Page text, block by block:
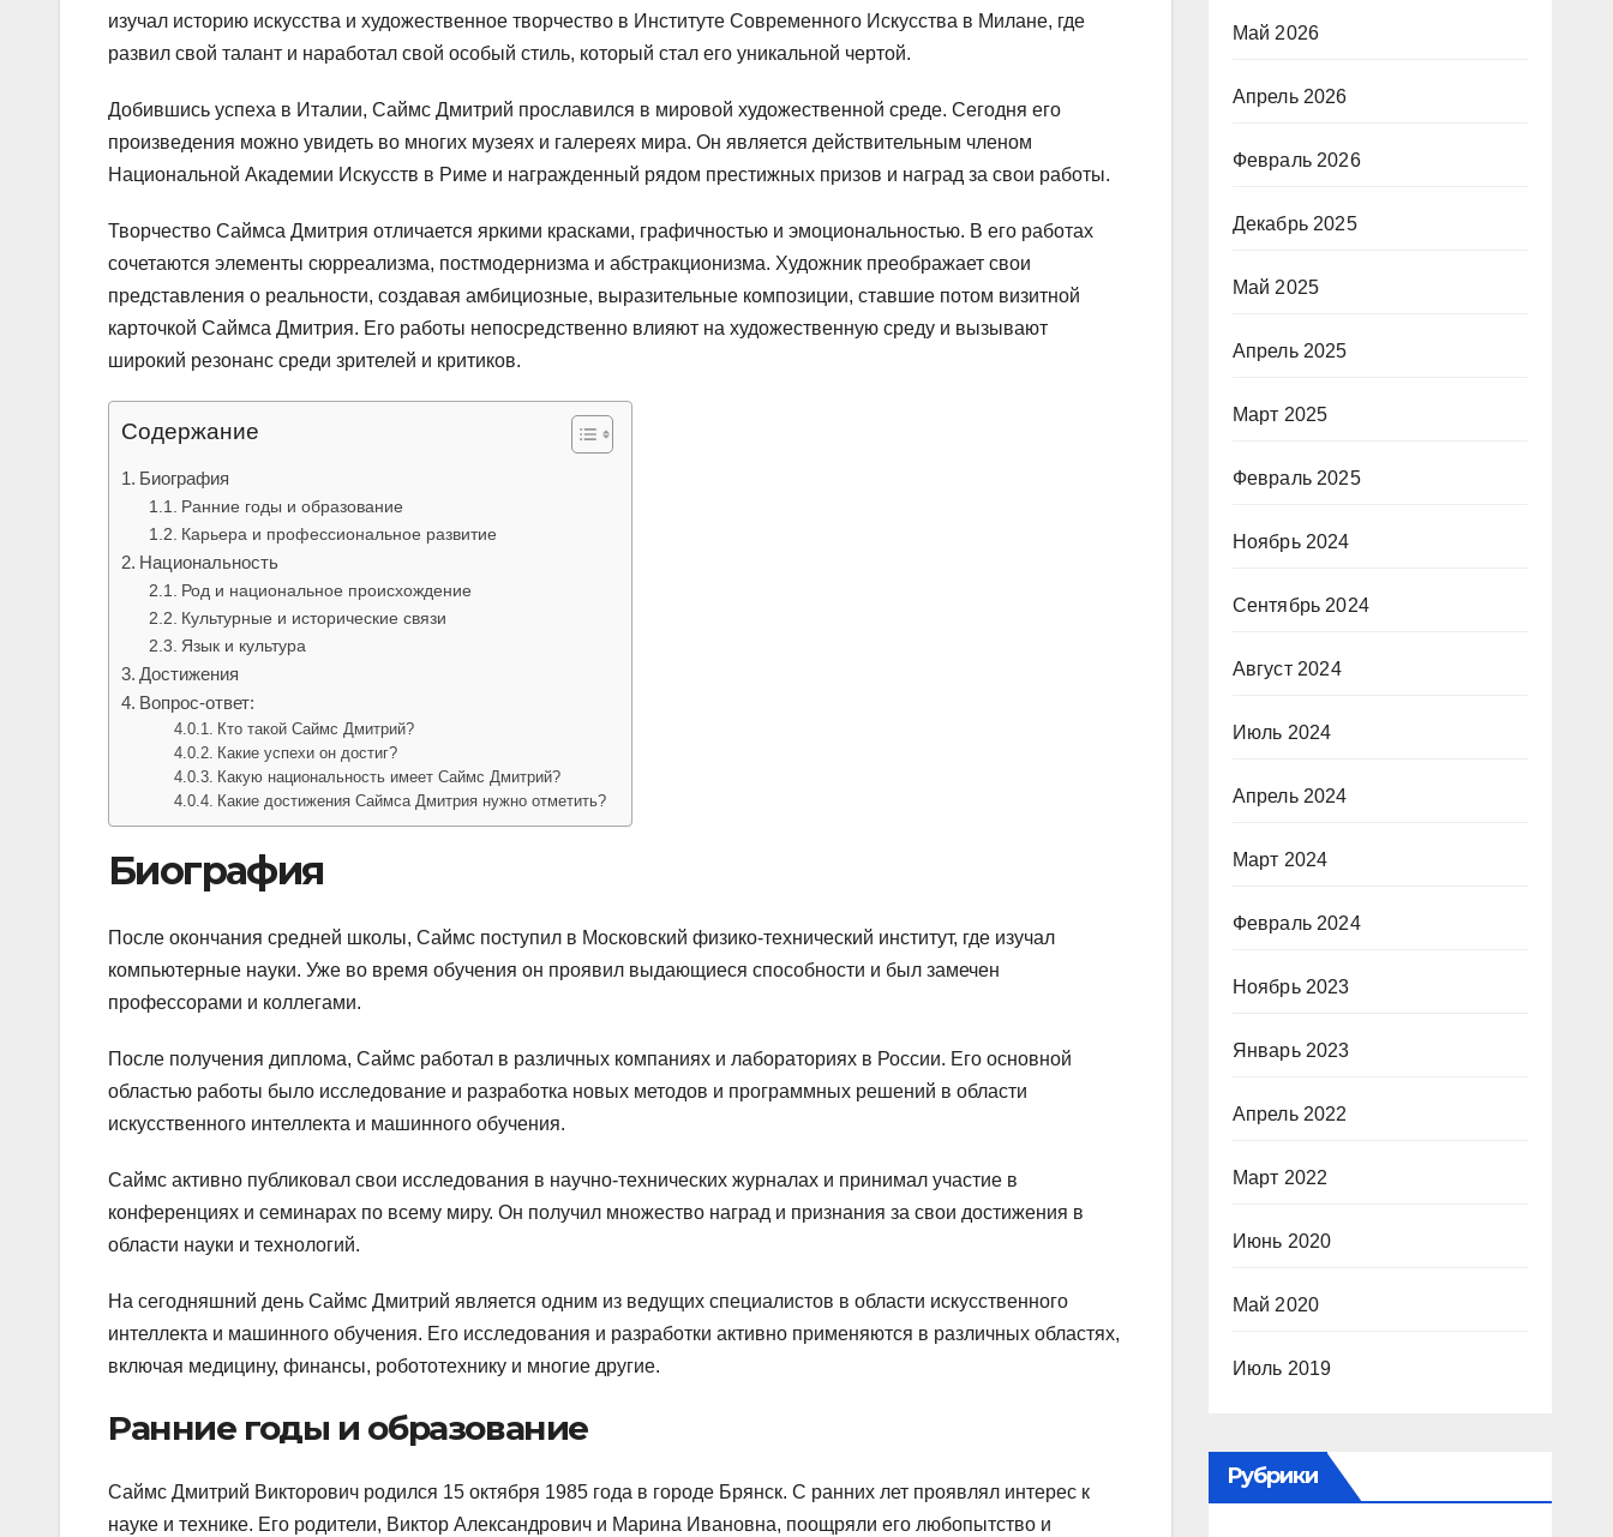
изучал историю искусства и художественное творчество в Институте Современного Искусства в Милане, где
развил свой талант и наработал свой особый стиль, который стал его уникальной чертой.
Добившись успеха в Италии, Саймс Дмитрий прославился в мировой художественной среде. Сегодня его
произведения можно увидеть во многих музеях и галереях мира. Он является действительным членом
Национальной Академии Искусств в Риме и награжденный рядом престижных призов и наград за свои работы.
Творчество Саймса Дмитрия отличается яркими красками, графичностью и эмоциональностью. В его работах
сочетаются элементы сюрреализма, постмодернизма и абстракционизма. Художник преображает свои
представления о реальности, создавая амбициозные, выразительные композиции, ставшие потом визитной
карточкой Саймса Дмитрия. Его работы непосредственно влияют на художественную среду и вызывают
широкий резонанс среди зрителей и критиков.
Содержание
Биография
Ранние годы и образование
Карьера и профессиональное развитие
Национальность
Род и национальное происхождение
Культурные и исторические связи
Язык и культура
Достижения
Вопрос-ответ:
Кто такой Саймс Дмитрий?
Какие успехи он достиг?
Какую национальность имеет Саймс Дмитрий?
Какие достижения Саймса Дмитрия нужно отметить?
Биография
После окончания средней школы, Саймс поступил в Московский физико-технический институт, где изучал
компьютерные науки. Уже во время обучения он проявил выдающиеся способности и был замечен
профессорами и коллегами.
После получения диплома, Саймс работал в различных компаниях и лабораториях в России. Его основной
областью работы было исследование и разработка новых методов и программных решений в области
искусственного интеллекта и машинного обучения.
Саймс активно публиковал свои исследования в научно-технических журналах и принимал участие в
конференциях и семинарах по всему миру. Он получил множество наград и признания за свои достижения в
области науки и технологий.
На сегодняшний день Саймс Дмитрий является одним из ведущих специалистов в области искусственного
интеллекта и машинного обучения. Его исследования и разработки активно применяются в различных областях,
включая медицину, финансы, робототехнику и многие другие.
Ранние годы и образование
Саймс Дмитрий Викторович родился 15 октября 1985 года в городе Брянск. С ранних лет проявлял интерес к
науке и технике. Его родители, Виктор Александрович и Марина Ивановна, поощряли его любопытство и
Май 2026
Апрель 2026
Февраль 2026
Декабрь 2025
Май 2025
Апрель 2025
Март 2025
Февраль 2025
Ноябрь 2024
Сентябрь 2024
Август 2024
Июль 2024
Апрель 2024
Март 2024
Февраль 2024
Ноябрь 2023
Январь 2023
Апрель 2022
Март 2022
Июнь 2020
Май 2020
Июль 2019
Рубрики